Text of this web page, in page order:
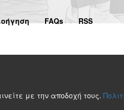
FAQs RSS
με την αποδοχή τους.